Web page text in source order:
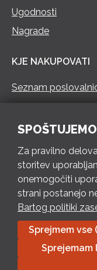
Ugodnosti
Nagrade
KJE NAKUPOVATI
Seznam
PON – PET 8 – 18
Pošlji e-mail
Izpolni kontaktni
Bartog d.o.o. Trebnje
8174 248, Banka
Ivan Šantorić |
Za pravilno
storitev
onemogočiti
strani postanejo
Bartog politiki
Sprejmem
Sprejemam